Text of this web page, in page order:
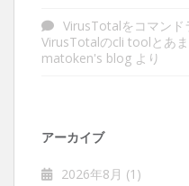
VirusTotalをコマンド
VirusTotalのcli toolとあ
matoken's blog より
アーカイブ
2026年8月 (1)